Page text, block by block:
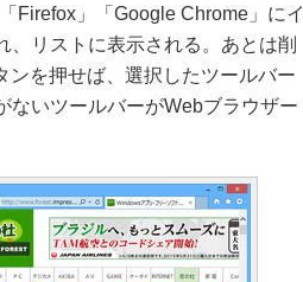
Firefox」「Google Chrome」にイ
、リストに表示される。あとは削
ンを押せば、選択したツールバー
ないツールバーがWebブラウザー